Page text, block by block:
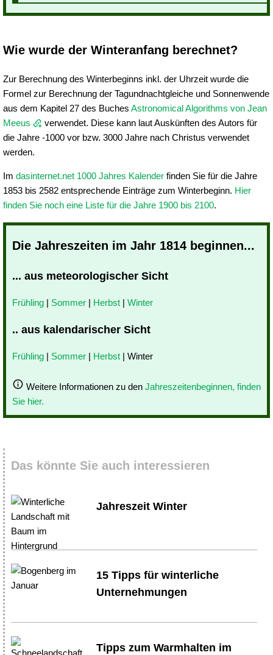
Wie wurde der Winteranfang berechnet?
Zur Berechnung des Winterbeginns inkl. der Uhrzeit wurde die
Formel zur Berechnung der Tagundnachtgleiche und Sonnenwende
aus dem Kapitel 27 des Buches Astronomical Algorithms von Jean
Meeus
verwendet. Diese kann laut Auskünften des Autors für
die Jahre -1000 vor bzw. 3000 Jahre nach Christus verwendet
werden.
Im dasinternet.net 1000 Jahres Kalender finden Sie für die Jahre
1853 bis 2582 entsprechende Einträge zum Winterbeginn. Hier
finden Sie noch eine Liste für die Jahre 1900 bis 2100.
Die Jahreszeiten im Jahr 1814 beginnen...
... aus meteorologischer Sicht
Frühling | Sommer | Herbst | Winter
.. aus kalendarischer Sicht
Frühling | Sommer | Herbst | Winter
Weitere Informationen zu den Jahreszeitenbeginnen, finden
Sie hier.
Das könnte Sie auch interessieren
Jahreszeit Winter
15 Tipps für winterliche
Unternehmungen
Tipps zum Warmhalten im